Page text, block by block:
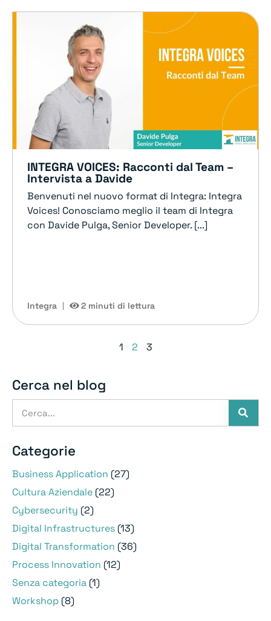
INTEGRA VOICES: Racconti dal Team –
Intervista a Davide
Benvenuti nel nuovo format di Integra: Integra
Voices! Conosciamo meglio il team di Integra
con Davide Pulga, Senior Developer. [...]
Integra 2 minuti di lettura
1 2 3
Cerca nel blog
Categorie
Business Application (27)
Cultura Aziendale (22)
Cybersecurity (2)
Digital Infrastructures (13)
Digital Transformation (36)
Process Innovation (12)
Senza categoria (1)
Workshop (8)